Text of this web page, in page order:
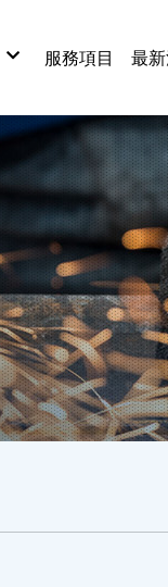
門
門窗五金配件
服務項目 最